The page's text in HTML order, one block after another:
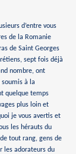
d’entre vous
de la Romanie
de Saint Georges
sept fois déjà
nombre, ont
à la
quelque temps
plus loin et
je vous avertis et
les hérauts du
tout rang, gens de
les adorateurs du